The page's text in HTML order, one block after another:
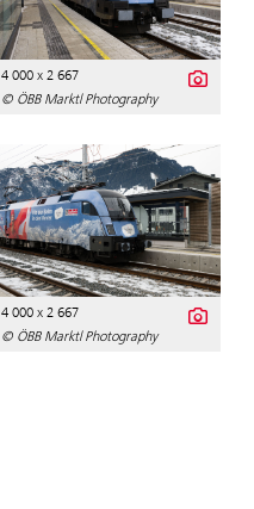
4 000 x 2 667
© ÖBB Marktl Photography
4 000 x 2 667
© ÖBB Marktl Photography